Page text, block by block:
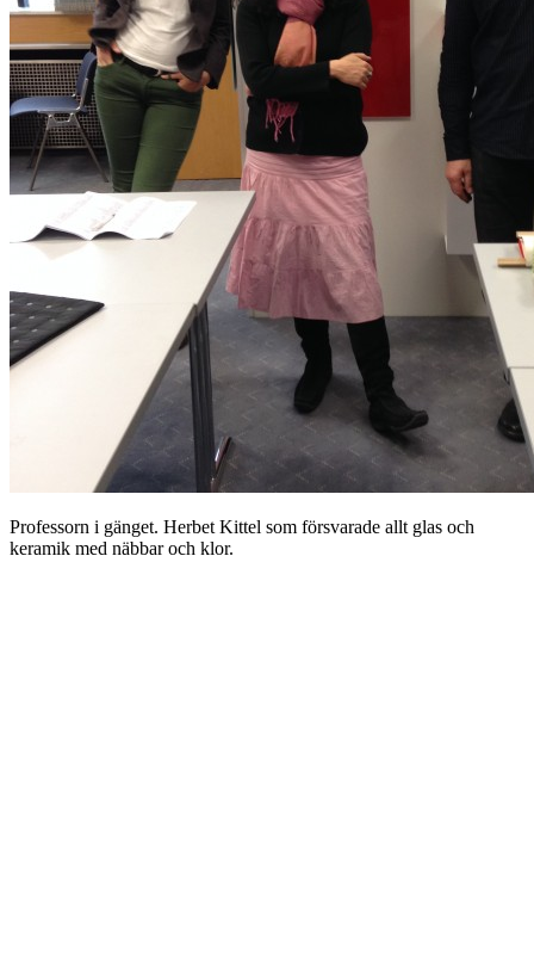
Professorn i gänget. Herbet Kittel som försvarade allt glas och
keramik med näbbar och klor.